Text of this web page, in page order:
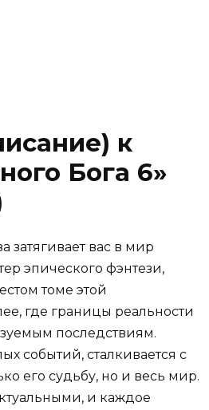
к
Бога 6»
затягивает вас в мир
эпического фэнтези,
томе этой
где границы реальности
последствиям.
событий, сталкивается с
его судьбу, но и весь мир.
и каждое